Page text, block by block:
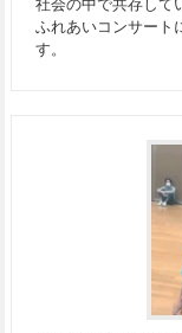
社会の中で共存して
ふれあいコンサート
す。